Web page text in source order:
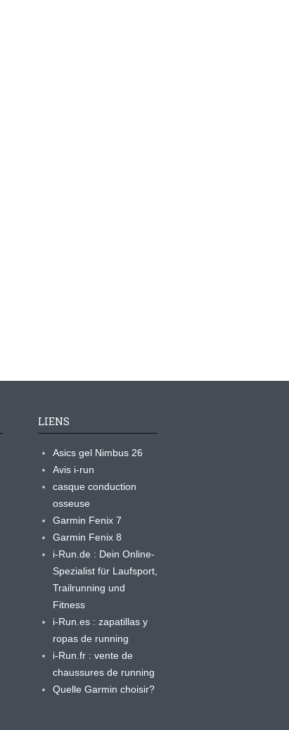
LIENS
Asics gel Nimbus 26
Avis i-run
casque conduction
osseuse
Garmin Fenix 7
Garmin Fenix 8
i-Run.de : Dein Online-
Spezialist für Laufsport,
Trailrunning und
Fitness
i-Run.es : zapatillas y
ropas de running
i-Run.fr : vente de
chaussures de running
Quelle Garmin choisir?